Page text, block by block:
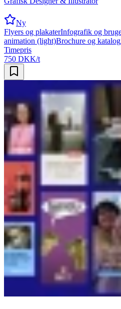
Ny
Flyers og plakaterInfografik og
animation (light)Brochure og katalog
Timepris
750 DKK/t